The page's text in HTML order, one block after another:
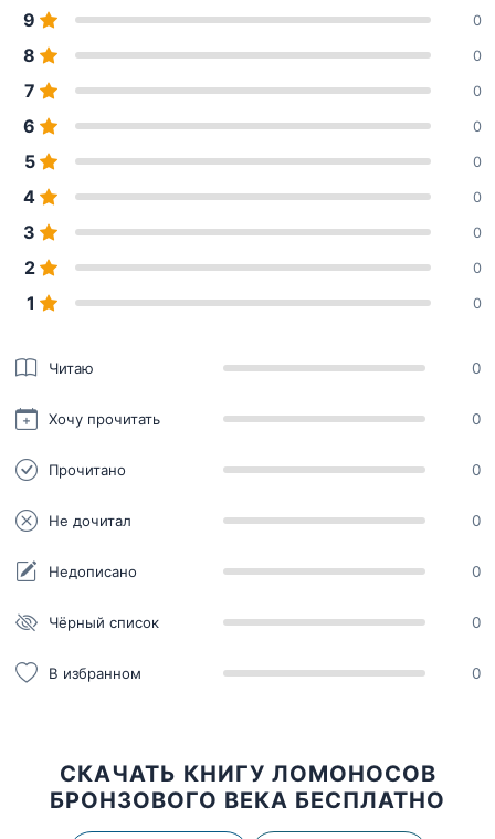
9 0
8 0
7 0
6 0
5 0
4 0
3 0
2 0
1 0
Читаю 0
Хочу прочитать 0
Прочитано 0
Не дочитал 0
Недописано 0
Чёрный список 0
В избранном 0
СКАЧАТЬ КНИГУ ЛОМОНОСОВ
БРОНЗОВОГО ВЕКА БЕСПЛАТНО